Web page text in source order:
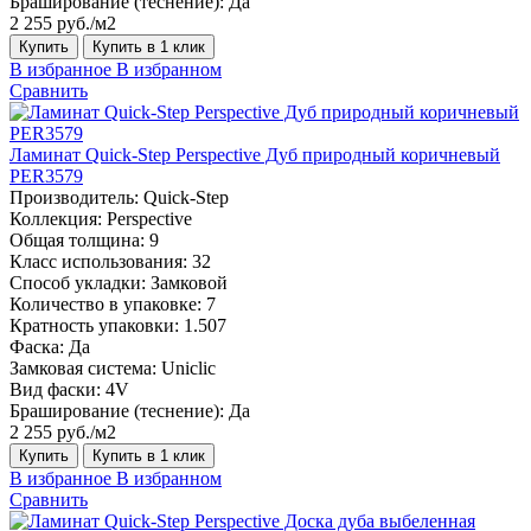
2 255 руб./м2
Купить Купить в 1 клик
В избранное В избранном
Сравнить
Ламинат Quick-Step Perspective Дуб природный коричневый
PER3579
Производитель: Quick-Step
Коллекция: Perspective
Общая толщина: 9
Класс использования: 32
Способ укладки: Замковой
Количество в упаковке: 7
Кратность упаковки: 1.507
Фаска: Да
Замковая система: Uniclic
Вид фаски: 4V
Браширование (теснение): Да
2 255 руб./м2
Купить Купить в 1 клик
В избранное В избранном
Сравнить